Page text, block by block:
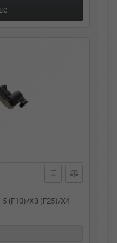
(F10)/X3 (F25)/X4